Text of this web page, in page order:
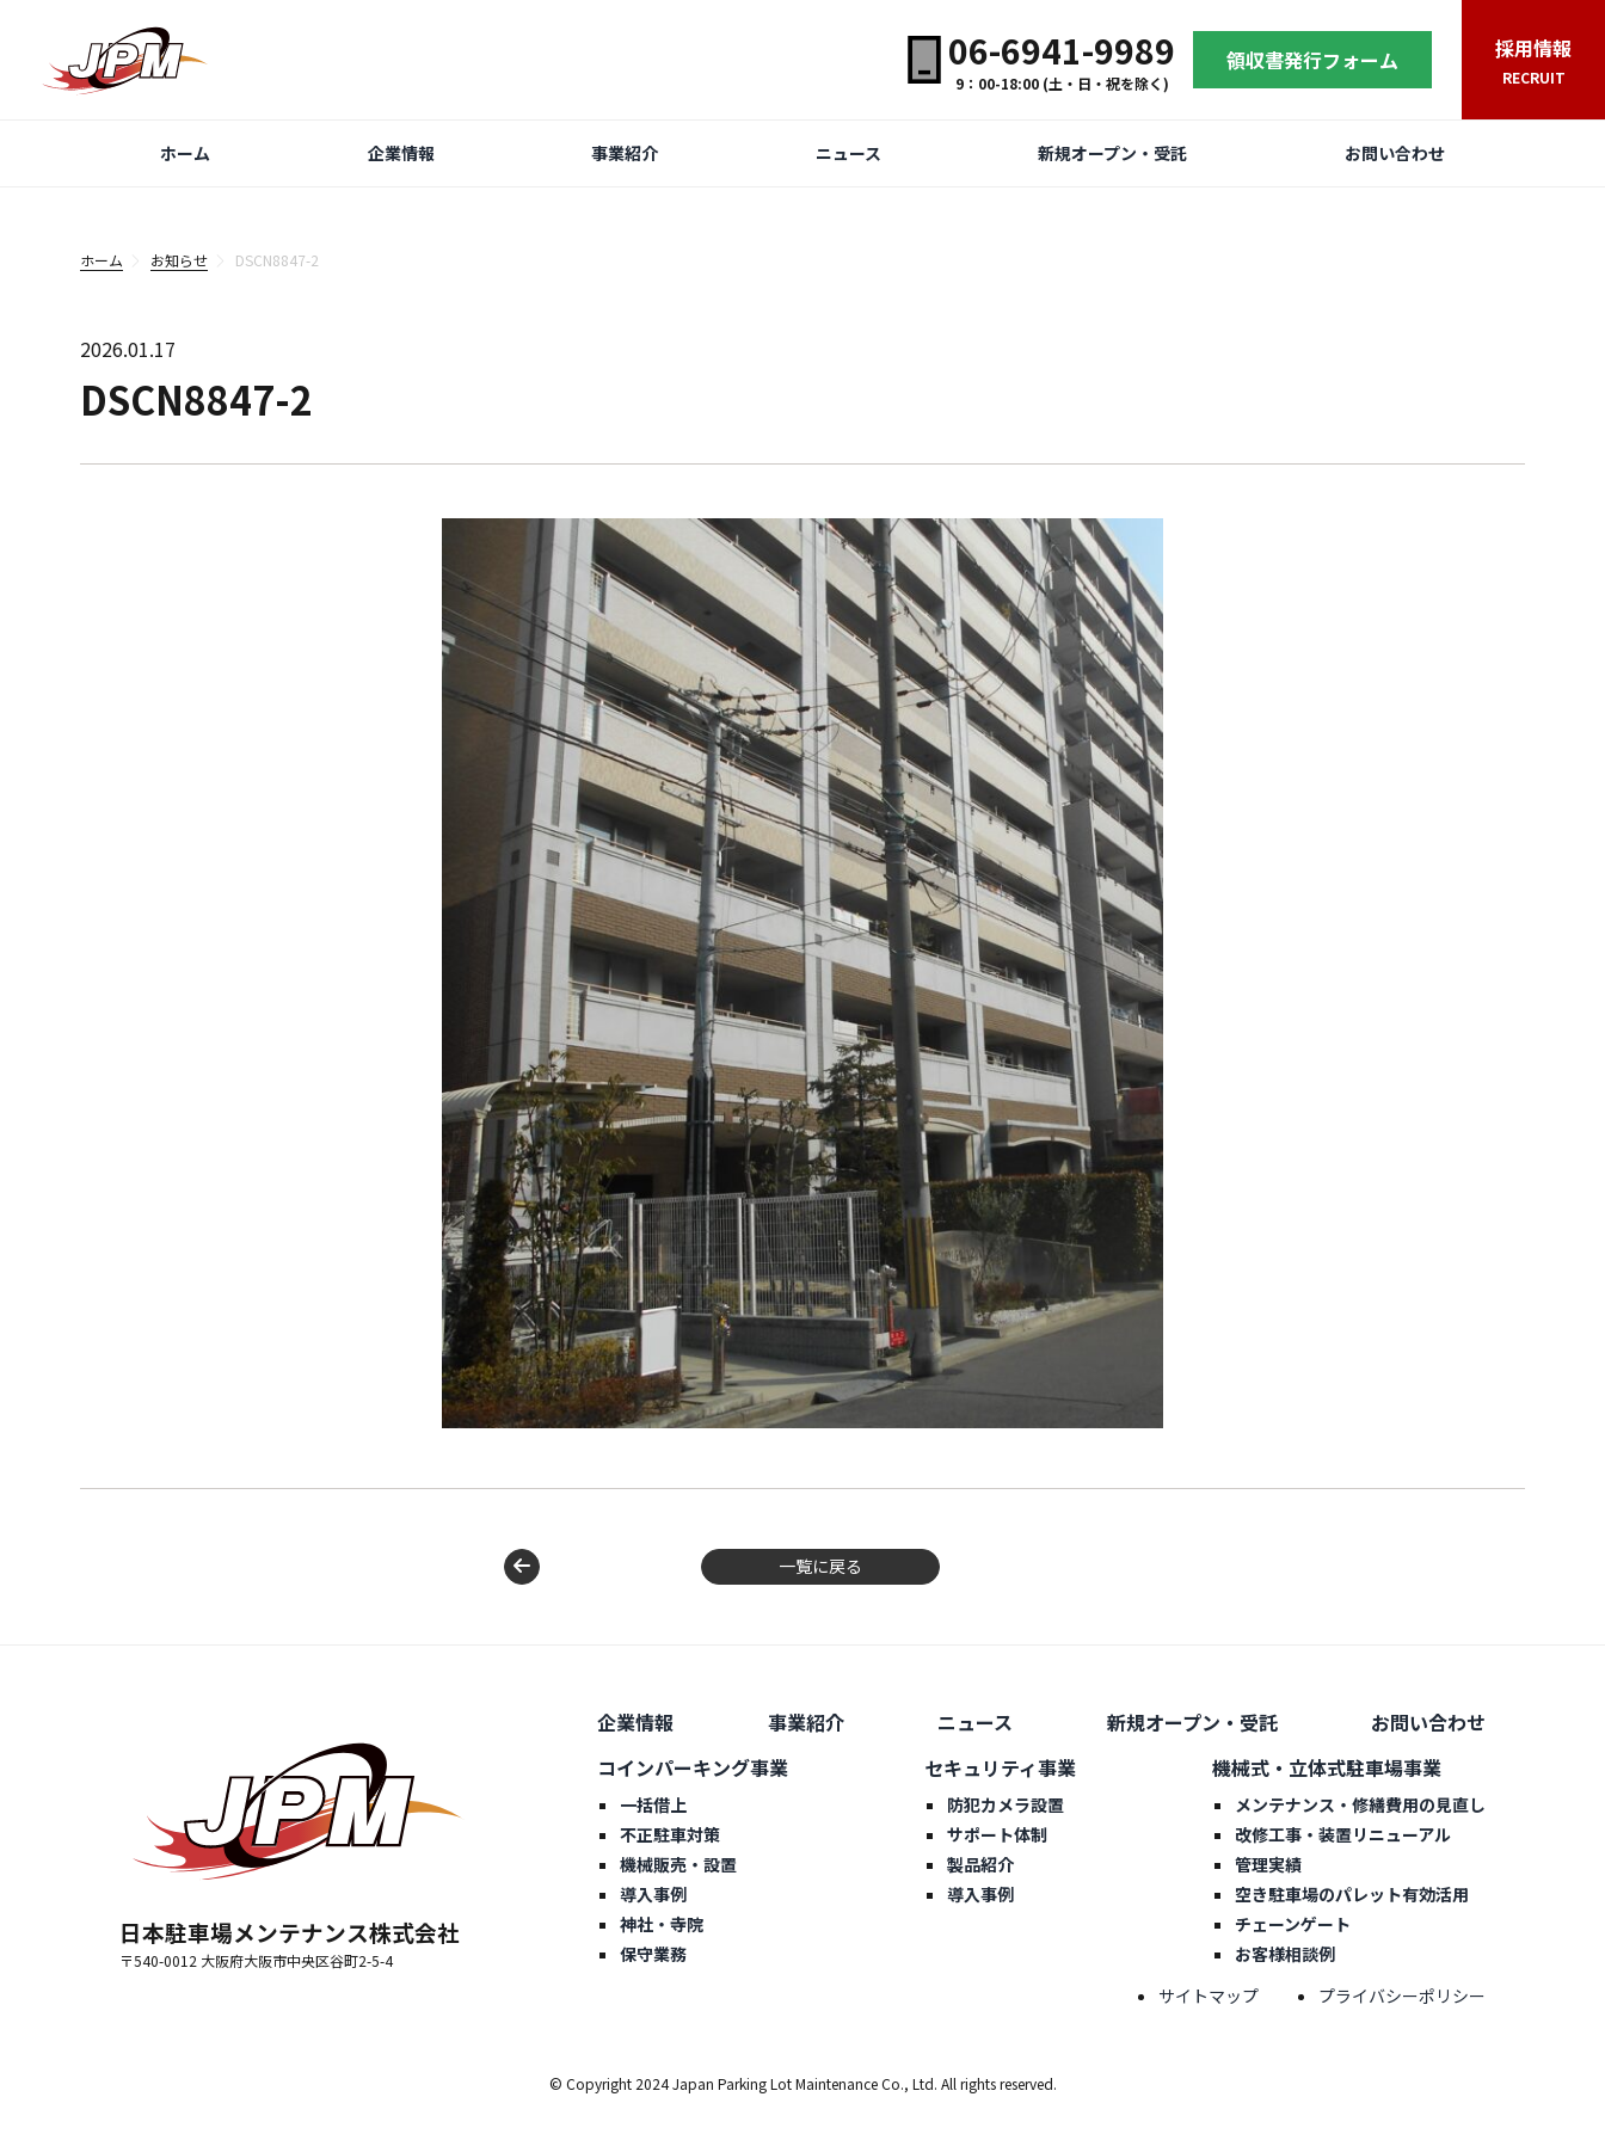
06-6941-9989
9：00-18:00 (土・日・祝を除く)
領収書発行フォーム 採用情報
RECRUIT
ホーム 企業情報 事業紹介 ニュース 新規オープン・受託 お問い合わせ
ホーム お知らせ DSCN8847-2
2026.01.17
DSCN8847-2
一覧に戻る
日本駐車場メンテナンス株式会社
〒540-0012 大阪府大阪市中央区谷町2-5-4
企業情報 事業紹介 ニュース 新規オープン・受託
お問い合わせ
コインパーキング事業
一括借上
不正駐車対策
機械販売・設置
導入事例
神社・寺院
保守業務
セキュリティ事業
防犯カメラ設置
サポート体制
製品紹介
導入事例
機械式・立体式駐車場事業
メンテナンス・修繕費用の見直し
改修工事・装置リニューアル
管理実績
空き駐車場のパレット有効活用
チェーンゲート
お客様相談例
サイトマップ
プライバシーポリシー
© Copyright 2024 Japan Parking Lot Maintenance Co., Ltd. All rights reserved.